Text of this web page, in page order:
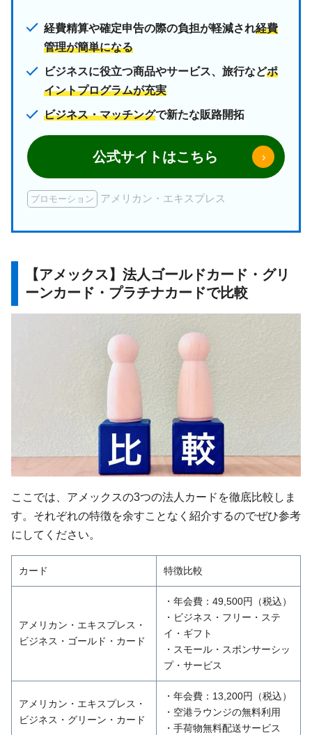
経費精算や確定申告の際の負担が軽減され経費
管理が簡単になる
ビジネスに役立つ商品やサービス、旅行などポ
イントプログラムが充実
ビジネス・マッチングで新たな販路開拓
公式サイトはこちら ›
プロモーション アメリカン・エキスプレス
【アメックス】法人ゴールドカード・グリ
ーンカード・プラチナカードで比較
ここでは、アメックスの3つの法人カードを徹底比較しま
す。それぞれの特徴を余すことなく紹介するのでぜひ参考
にしてください。
カード 特徴比較
アメリカン・エキスプレス・
ビジネス・ゴールド・カード
・年会費：49,500円（税込）
・ビジネス・フリー・ステ
イ・ギフト
・スモール・スポンサーシッ
プ・サービス
アメリカン・エキスプレス・
ビジネス・グリーン・カード
・年会費：13,200円（税込）
・空港ラウンジの無料利用
・手荷物無料配送サービス